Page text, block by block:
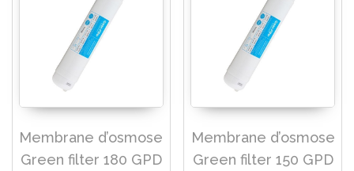
Membrane d’osmose
Green filter 180 GPD
Membrane d’osmose
Green filter 150 GPD